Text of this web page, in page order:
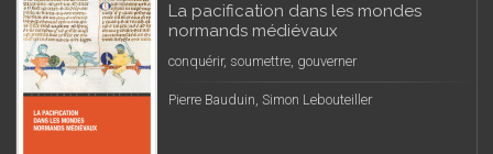
La pacification dans les mondes
normands médiévaux
conquérir, soumettre, gouverner
Pierre Bauduin, Simon Lebouteiller